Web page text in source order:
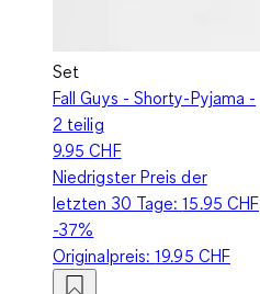
Set
Fall Guys - Shorty-Pyjama -
2 teilig
9.95 CHF
Niedrigster Preis der
letzten 30 Tage:15.95 CHF
-37%
Originalpreis:19.95 CHF